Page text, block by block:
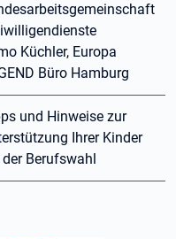
Küchler, Europa
Büro Hamburg
und Hinweise zur
Ihrer Kinder
der Berufswahl